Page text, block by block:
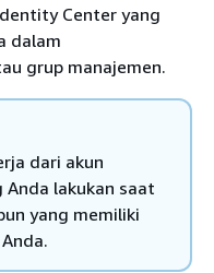
Center yang
dalam
grup manajemen.
dari akun
lakukan saat
yang memiliki